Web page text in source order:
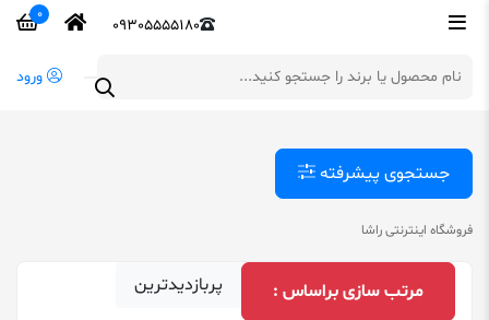
09305555180
0
ورود
جستجوی پیشرفته
فروشگاه اینترنتی راشا
مرتب‌ سازی براساس : پربازدیدترین